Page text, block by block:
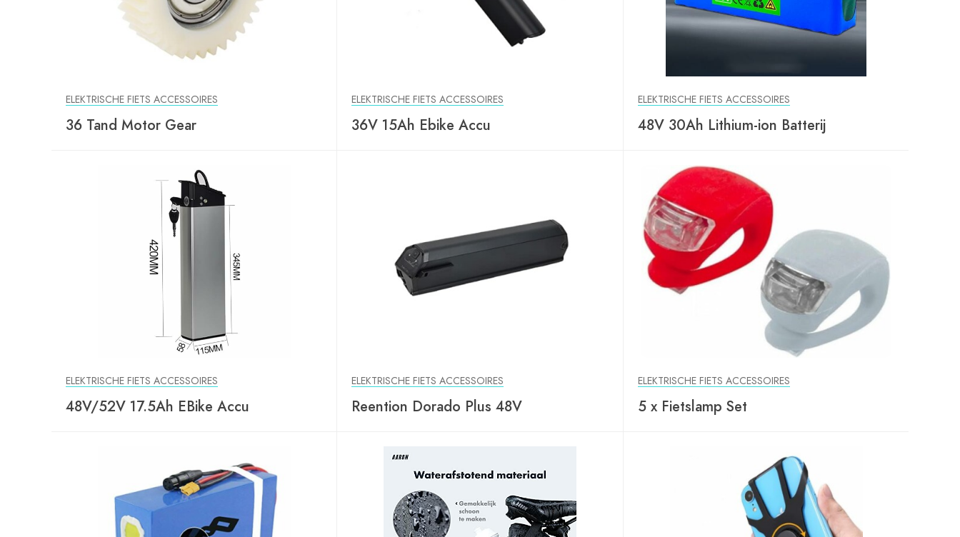
ELEKTRISCHE FIETS ACCESSOIRES
36 Tand Motor Gear
ELEKTRISCHE FIETS ACCESSOIRES
36V 15Ah Ebike Accu
ELEKTRISCHE FIETS ACCESSOIRES
48V 30Ah Lithium-ion Batterij
ELEKTRISCHE FIETS ACCESSOIRES
48V/52V 17.5Ah EBike Accu
ELEKTRISCHE FIETS ACCESSOIRES
Reention Dorado Plus 48V
ELEKTRISCHE FIETS ACCESSOIRES
5 x Fietslamp Set